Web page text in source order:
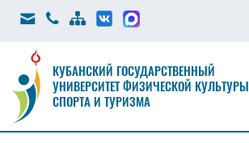
КУБАНСКИЙ ГОСУДАРСТВЕННЫЙ
УНИВЕРСИТЕТ ФИЗИЧЕСКОЙ КУЛЬТУРЫ
СПОРТА И ТУРИЗМА